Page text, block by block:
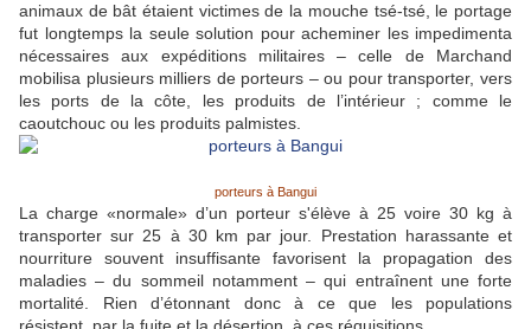
animaux de bât étaient victimes de la mouche tsé-tsé, le portage
fut longtemps la seule solution pour acheminer les impedimenta
nécessaires aux expéditions militaires – celle de Marchand
mobilisa plusieurs milliers de porteurs – ou pour transporter, vers
les ports de la côte, les produits de l’intérieur ; comme le
caoutchouc ou les produits palmistes.
porteurs à Bangui
La charge «normale» d’un porteur s'élève à 25 voire 30 kg à
transporter sur 25 à 30 km par jour. Prestation harassante et
nourriture souvent insuffisante favorisent la propagation des
maladies – du sommeil notamment – qui entraînent une forte
mortalité. Rien d’étonnant donc à ce que les populations